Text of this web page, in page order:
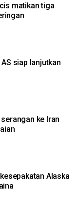
matikan tiga
siap lanjutkan
ke Iran
Alaska